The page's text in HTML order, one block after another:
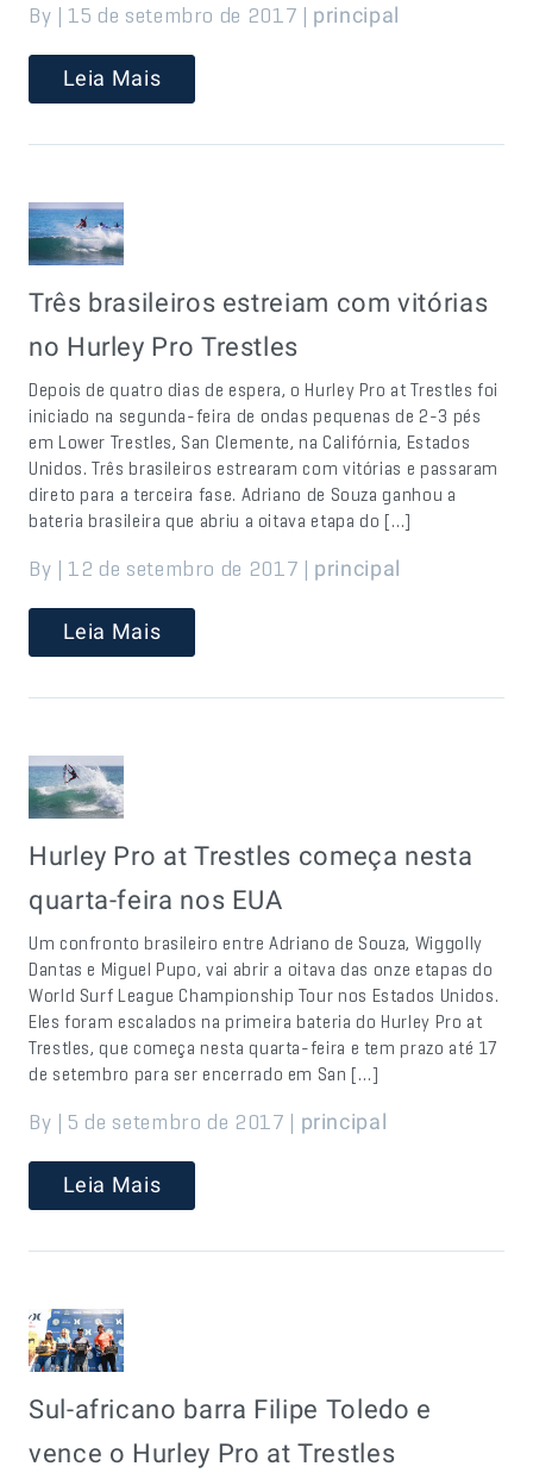
By | 15 de setembro de 2017 | principal
Leia Mais
Três brasileiros estreiam com vitórias
no Hurley Pro Trestles
Depois de quatro dias de espera, o Hurley Pro at Trestles foi
iniciado na segunda-feira de ondas pequenas de 2-3 pés
em Lower Trestles, San Clemente, na Califórnia, Estados
Unidos. Três brasileiros estrearam com vitórias e passaram
direto para a terceira fase. Adriano de Souza ganhou a
bateria brasileira que abriu a oitava etapa do […]
By | 12 de setembro de 2017 | principal
Leia Mais
Hurley Pro at Trestles começa nesta
quarta-feira nos EUA
Um confronto brasileiro entre Adriano de Souza, Wiggolly
Dantas e Miguel Pupo, vai abrir a oitava das onze etapas do
World Surf League Championship Tour nos Estados Unidos.
Eles foram escalados na primeira bateria do Hurley Pro at
Trestles, que começa nesta quarta-feira e tem prazo até 17
de setembro para ser encerrado em San […]
By | 5 de setembro de 2017 | principal
Leia Mais
Sul-africano barra Filipe Toledo e
vence o Hurley Pro at Trestles